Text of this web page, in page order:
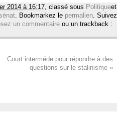
2014 à 16:17, classé sous Politiqueet
. Bookmarkez le permalien. Suivez
un commentaireou un trackback :
Court interméde pour répondre à des
questions sur le stalinisme»